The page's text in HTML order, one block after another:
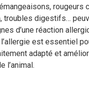
rougeurs
troubles digestifs…
d’une réaction
l’allergie est essentiel
adapté et
l’animal.